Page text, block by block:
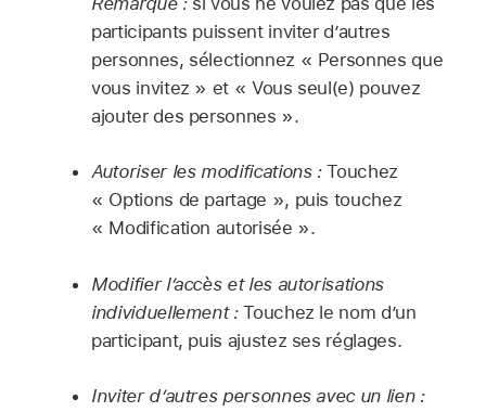
participants puissent inviter d’autres
personnes, sélectionnez « Personnes que
vous invitez » et « Vous seul(e) pouvez
ajouter des personnes ».
Autoriser les modifications :Touchez
« Options de partage », puis touchez
« Modification autorisée ».
Modifier l’accès et les autorisations
individuellement :Touchez le nom d’un
participant, puis ajustez ses réglages.
Inviter d’autres personnes avec un lien :